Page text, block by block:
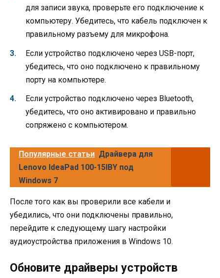
для записи звука, проверьте его подключение к
компьютеру. Убедитесь, что кабель подключен к
правильному разъему для микрофона.
Если устройство подключено через USB-порт,
убедитесь, что оно подключено к правильному
порту на компьютере.
Если устройство подключено через Bluetooth,
убедитесь, что оно активировано и правильно
сопряжено с компьютером.
Популярные статьи Драйвера для
Lenovo IdeaPad 100-15IBY под
Windows 7
После того как вы проверили все кабели и
убедились, что они подключены правильно,
перейдите к следующему шагу настройки
аудиоустройства приложения в Windows 10.
Обновите драйверы устройств